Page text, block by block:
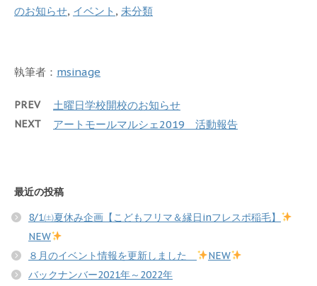
のお知らせ, イベント , 未分類
執筆者： msinage
PREV 土曜日学校開校のお知らせ
NEXT アートモールマルシェ2019 活動報告
最近の投稿
8/1㈯夏休み企画【こどもフリマ＆縁日inフレスポ稲毛】
NEW
８月のイベント情報を更新しました
NEW
バックナンバー2021年～2022年